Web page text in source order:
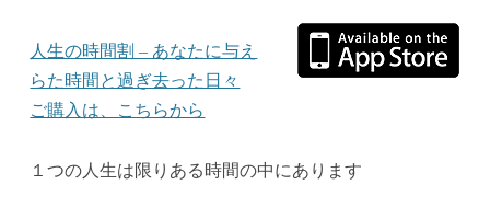
人生の時間割 – あなたに与え
らた時間と過ぎ去った日々
ご購入は、こちらから
１つの人生は限りある時間の中にあります